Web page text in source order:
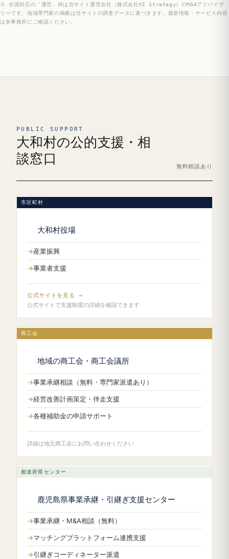
※ 全国対応の「運営」枠は当サイト運営会社（株式会社KI Strategy）のM&Aアドバイザ
リーです。地域専門家の掲載は当サイトの調査データに基づきます。最新情報・サービス内容
は各事務所にご確認ください。
PUBLIC SUPPORT
大和村の公的支援・相
談窓口
無料相談あり
市区町村
大和村役場
産業振興
事業者支援
公式サイトを見る →
公式サイトで支援制度の詳細を確認できます
商工会
地域の商工会・商工会議所
事業承継相談（無料・専門家派遣あり）
経営改善計画策定・伴走支援
各種補助金の申請サポート
詳細は地元商工会にお問い合わせください
都道府県センター
鹿児島県事業承継・引継ぎ支援センター
事業承継・M&A相談（無料）
マッチングプラットフォーム連携支援
引継ぎコーディネーター派遣